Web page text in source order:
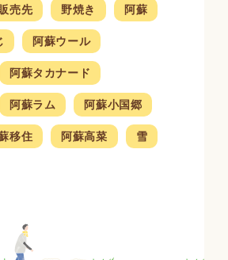
売先 野焼き 阿蘇
阿蘇ウール
阿蘇タカナード
阿蘇ラム 阿蘇小国郷
移住 阿蘇高菜 雪